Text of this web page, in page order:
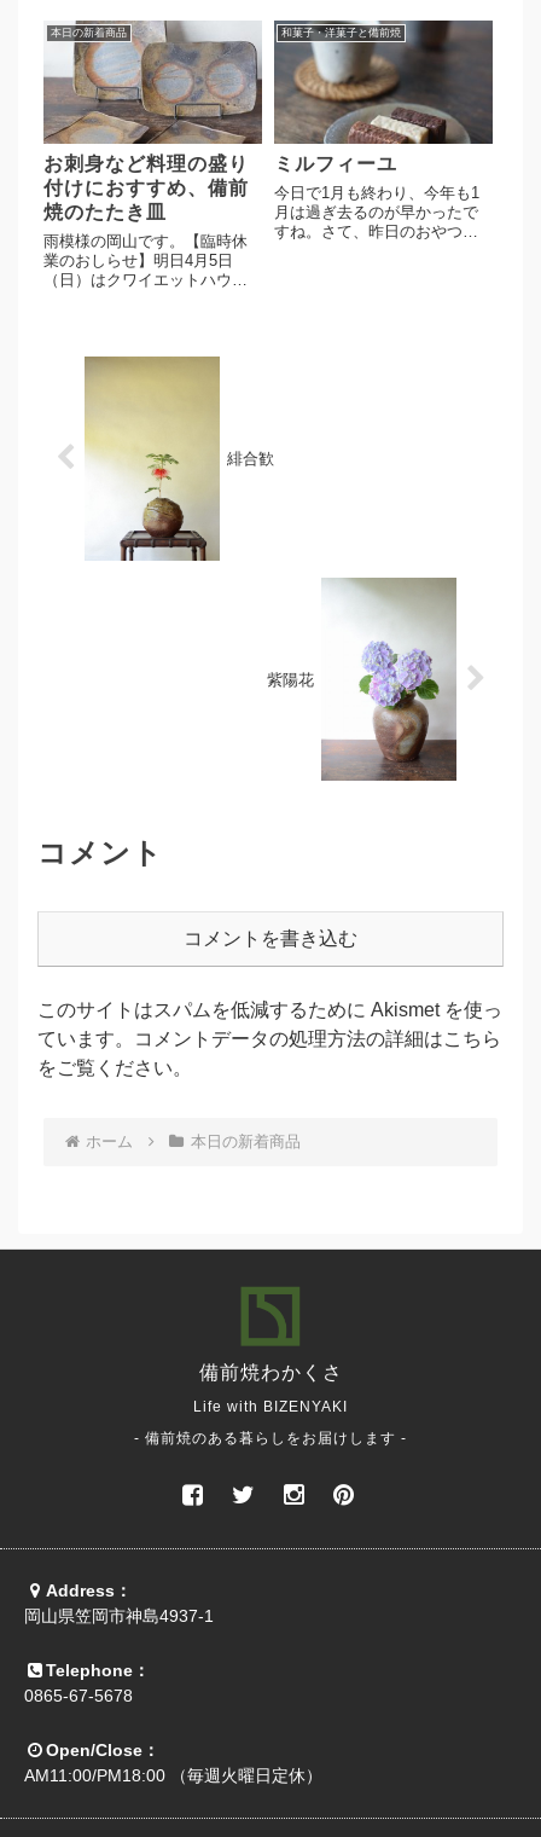
花入へ。緋襷の小豆色と雁金
草の青紫を合わせてみたく
て。土肌が白で朱色の緋襷だ
とどうしても花入れが主張し
てしまい...
照作 窯変湯呑 １点高力芳
照作 湯呑 ２点いずれも田
土のしっとりと柔らかい土味
が愉しめます。緋色の発色も
綺麗で使うほどに艶やかに育
ってく...
本日の新着商品
お刺身など料理の盛り
付けにおすすめ、備前
焼のたたき皿
雨模様の岡山です。【臨時休
業のおしらせ】明日4月5日
（日）はクワイエットハウス
ただきます。さて、毎週土曜
和菓子・洋菓子と備前焼
ミルフィーユ
今日で1月も終わり、今年も1
月は過ぎ去るのが早かったで
すね。さて、昨日のおやつは
緋合歓
紫陽花
コメント
コメントを書き込む
このサイトはスパムを低減するために Akismet を使っ
ています。
コメントデータの処理方法の詳細はこちら
をご覧ください。
ホーム 本日の新着商品
備前焼わかくさ
Life with BIZENYAKI
- 備前焼のある暮らしをお届けします -
Address：
岡山県笠岡市神島4937-1
Telephone：
0865-67-5678
Open/Close：
AM11:00/PM18:00 （毎週火曜日定休）